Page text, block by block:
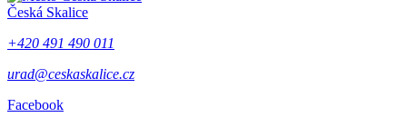
Česká Skalice
+420 491 490 011
urad@ceskaskalice.cz
Facebook